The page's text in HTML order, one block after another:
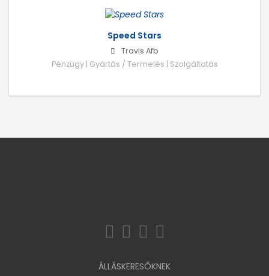
Speed Stars
Travis Afb
Pénzügy | Gyártás / Termelés | Szolgáltatás
ÁLLÁSKERESŐKNEK